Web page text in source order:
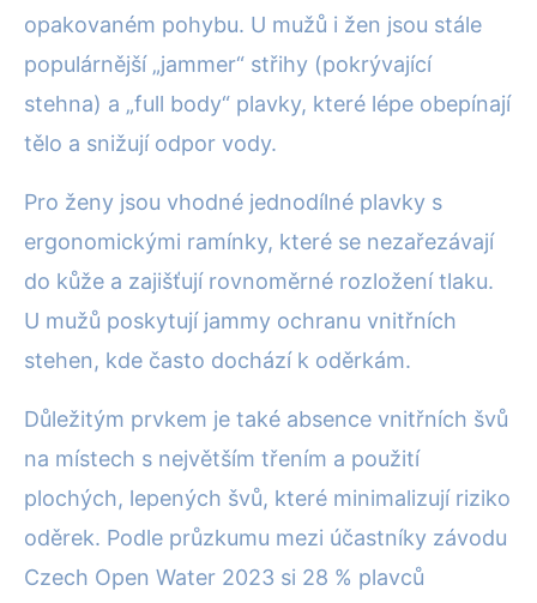
opakovaném pohybu. U mužů i žen jsou stále
populárnější „jammer“ střihy (pokrývající
stehna) a „full body“ plavky, které lépe obepínají
tělo a snižují odpor vody.
Pro ženy jsou vhodné jednodílné plavky s
ergonomickými ramínky, které se nezařezávají
do kůže a zajišťují rovnoměrné rozložení tlaku.
U mužů poskytují jammy ochranu vnitřních
stehen, kde často dochází k oděrkám.
Důležitým prvkem je také absence vnitřních švů
na místech s největším třením a použití
plochých, lepených švů, které minimalizují riziko
oděrek. Podle průzkumu mezi účastníky závodu
Czech Open Water 2023 si 28 % plavců